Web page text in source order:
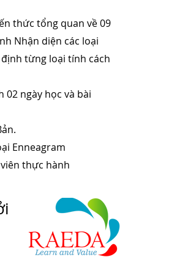
thức tổng quan về 09
Nhận diện các loại
từng loại tính cách
02 ngày học và bài
Enneagram
thực hành